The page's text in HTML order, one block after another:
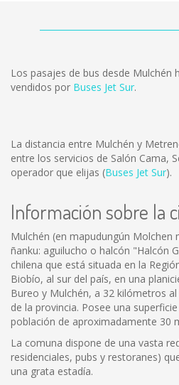
Los pasajes de bus desde Mulchén
vendidos por Buses Jet Sur.
La distancia entre Mulchén y
entre los servicios de Salón Cama,
operador que elijas (Buses Jet Sur).
Información sobre la
Mulchén (en mapudungún Molchen
ñanku: aguilucho o halcón "Halcón
chilena que está situada en la
Biobío, al sur del país, en una
Bureo y Mulchén, a 32 kilómetros
de la provincia. Posee una
población de aproximadamente 30
La comuna dispone de una vasta
residenciales, pubs y restoranes)
una grata estadía.